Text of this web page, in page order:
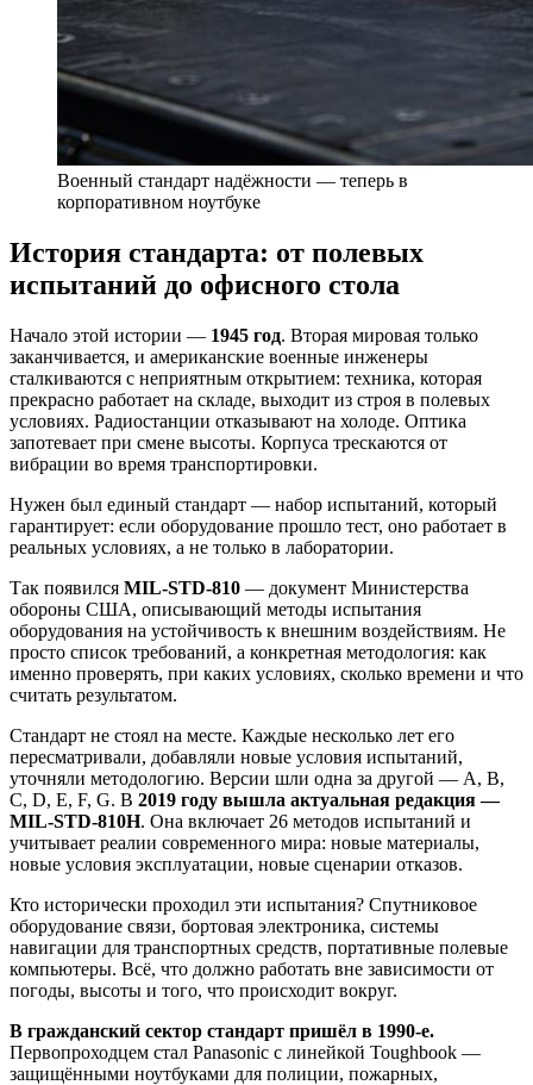
Военный стандарт надёжности — теперь в
корпоративном ноутбуке
История стандарта: от полевых
испытаний до офисного стола
Начало этой истории — 1945 год. Вторая мировая только
заканчивается, и американские военные инженеры
сталкиваются с неприятным открытием: техника, которая
прекрасно работает на складе, выходит из строя в полевых
условиях. Радиостанции отказывают на холоде. Оптика
запотевает при смене высоты. Корпуса трескаются от
вибрации во время транспортировки.
Нужен был единый стандарт — набор испытаний, который
гарантирует: если оборудование прошло тест, оно работает в
реальных условиях, а не только в лаборатории.
Так появился MIL-STD-810 — документ Министерства
обороны США, описывающий методы испытания
оборудования на устойчивость к внешним воздействиям. Не
просто список требований, а конкретная методология: как
именно проверять, при каких условиях, сколько времени и что
считать результатом.
Стандарт не стоял на месте. Каждые несколько лет его
пересматривали, добавляли новые условия испытаний,
уточняли методологию. Версии шли одна за другой — A, B,
C, D, E, F, G. В 2019 году вышла актуальная редакция —
MIL-STD-810H. Она включает 26 методов испытаний и
учитывает реалии современного мира: новые материалы,
новые условия эксплуатации, новые сценарии отказов.
Кто исторически проходил эти испытания? Спутниковое
оборудование связи, бортовая электроника, системы
навигации для транспортных средств, портативные полевые
компьютеры. Всё, что должно работать вне зависимости от
погоды, высоты и того, что происходит вокруг.
В гражданский сектор стандарт пришёл в 1990-е.
Первопроходцем стал Panasonic с линейкой Toughbook —
защищёнными ноутбуками для полиции, пожарных,